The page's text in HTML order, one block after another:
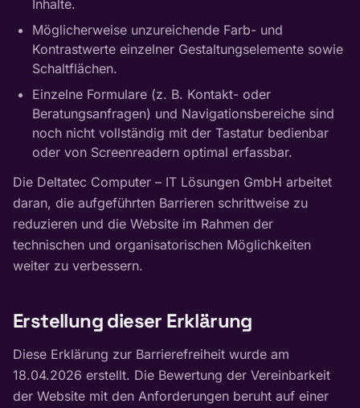
Inhalte.
Möglicherweise unzureichende Farb- und
Kontrastwerte einzelner Gestaltungselemente sowie
Schaltflächen.
Einzelne Formulare (z. B. Kontakt- oder
Beratungsanfragen) und Navigationsbereiche sind
noch nicht vollständig mit der Tastatur bedienbar
oder von Screenreadern optimal erfassbar.
Die Deltatec Computer – IT Lösungen GmbH arbeitet
daran, die aufgeführten Barrieren schrittweise zu
reduzieren und die Website im Rahmen der
technischen und organisatorischen Möglichkeiten
weiter zu verbessern.
Erstellung dieser Erklärung
Diese Erklärung zur Barrierefreiheit wurde am
18.04.2026 erstellt. Die Bewertung der Vereinbarkeit
der Website mit den Anforderungen beruht auf einer